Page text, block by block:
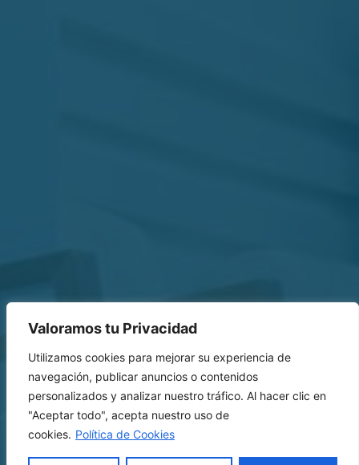
Valoramos tu Privacidad
Utilizamos cookies para mejorar su experiencia de
navegación, publicar anuncios o contenidos
personalizados y analizar nuestro tráfico. Al hacer clic en
"Aceptar todo", acepta nuestro uso de
cookies. Política de Cookies